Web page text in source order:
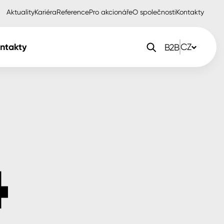
AktualityKariéraReferencePro akcionářeO společnostiKontakty
B2BCZ